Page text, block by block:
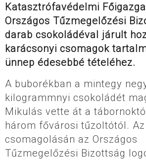
Katasztrófavédelmi
Országos Tűzmegelőzési
darab csokoládéval járult
karácsonyi csomagok
ünnep édesebbé tételéhez.
A buborékban a mintegy
kilogrammnyi csokoládét
Mikulás vette át a
három fővárosi tűzoltótól.
csomagolásán az Országos
Tűzmegelőzési Bizottság